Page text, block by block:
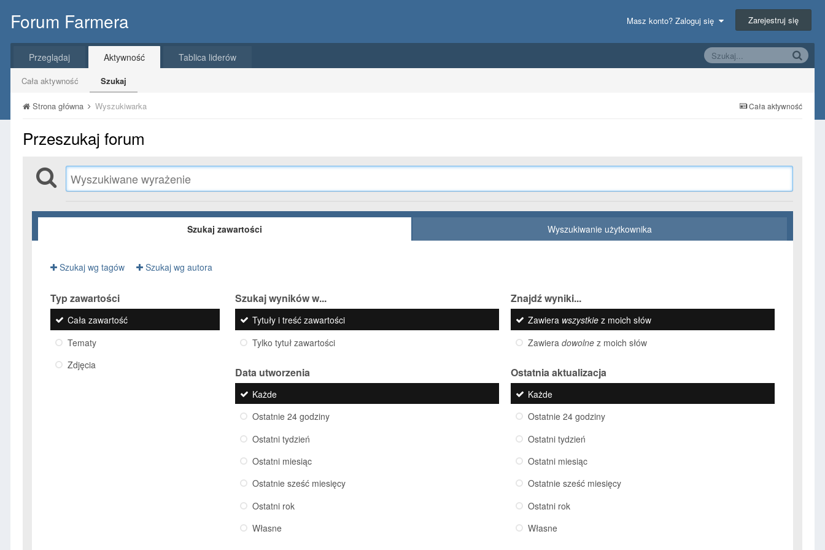
Forum Farmera Masz konto? Zaloguj się Zarejestruj się
Przeglądaj Aktywność
Cała aktywność Szukaj
Tablica liderów
Cała aktywność
Strona główna Wyszukiwarka
Przeszukaj forum
Szukaj zawartości Wyszukiwanie użytkownika
Szukaj wg tagów Szukaj wg autora
Typ zawartości
Cała zawartość
Tematy
Zdjęcia
Szukaj wyników w...
Tytuły i treść zawartości
Tylko tytuł zawartości
Znajdź wyniki...
Zawiera wszystkiez moich słów
Zawiera dowolnez moich słów
Data utworzenia
Każde
Ostatnie 24 godziny
Ostatni tydzień
Ostatni miesiąc
Ostatnie sześć miesięcy
Ostatni rok
Własne
Ostatnia aktualizacja
Każde
Ostatnie 24 godziny
Ostatni tydzień
Ostatni miesiąc
Ostatnie sześć miesięcy
Ostatni rok
Własne